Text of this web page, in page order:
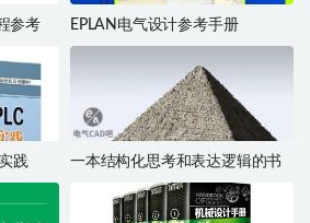
参考 EPLAN电气设计参考手册
践 一本结构化思考和表达逻辑的书